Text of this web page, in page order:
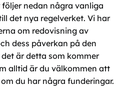
nedan några vanliga
det nya regelverket. Vi har
om redovisning av
dess påverkan på den
är detta som kommer
alltid är du välkommen att
du har några funderingar.